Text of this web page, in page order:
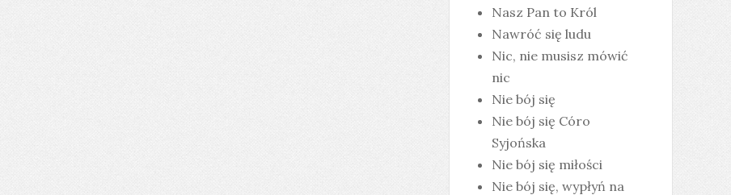
Nasz Pan to Król
Nawróć się ludu
Nic, nie musisz mówić
nic
Nie bój się
Nie bój się Córo
Syjońska
Nie bój się miłości
Nie bój się, wypłyń na